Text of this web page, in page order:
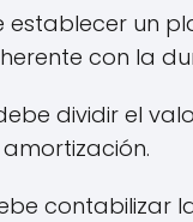
establecer un
con la
dividir el
contabilizar